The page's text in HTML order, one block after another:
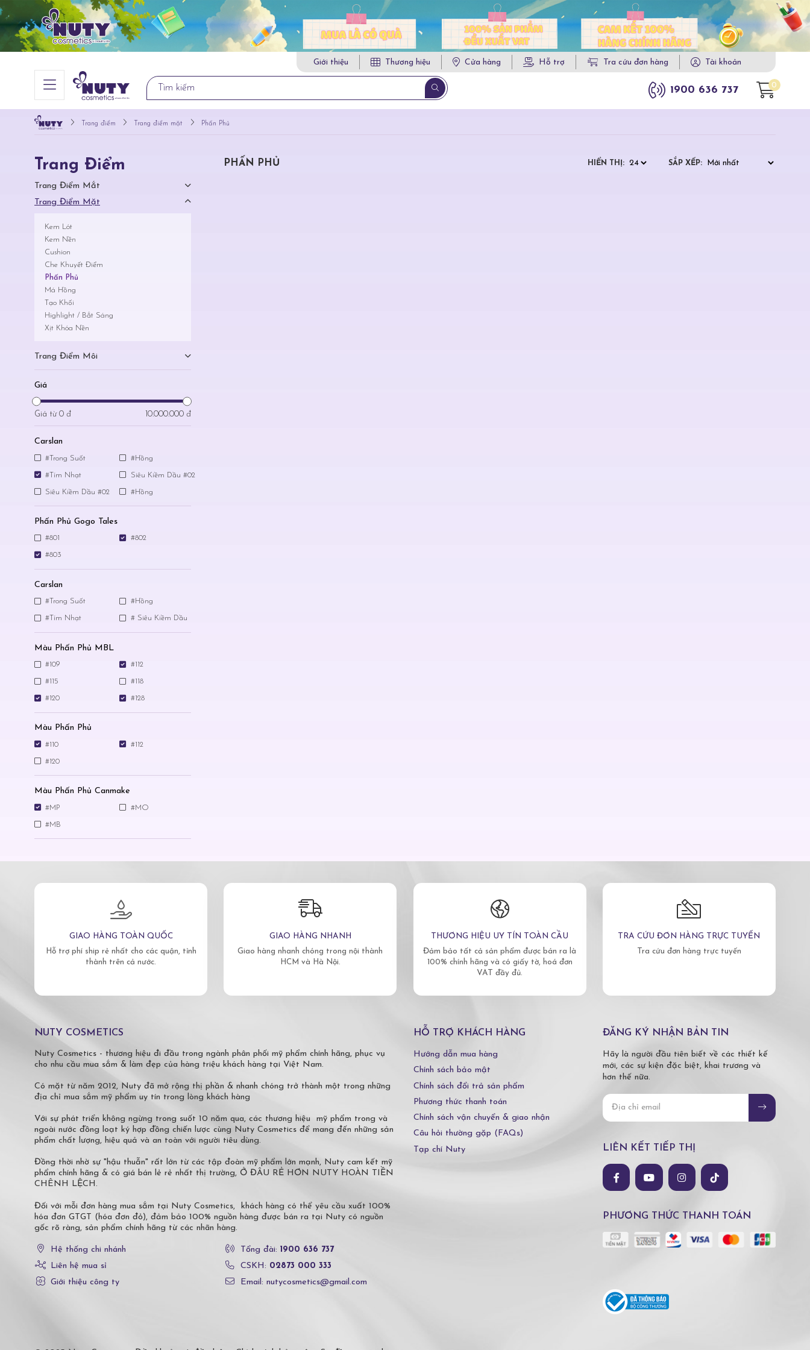
Giới thiệu Thương hiệu Cửa hàng Hỗ trợ Tra cứu đơn hàng Tài khoản
1900 636 737 0
Trang điểm Trang điểm mặt Phấn Phủ
Trang Điểm
Trang Điểm Mắt
Trang Điểm Mặt
Kem Lót
Kem Nền
Cushion
Che Khuyết Điểm
Phấn Phủ
Má Hồng
Tạo Khối
Highlight / Bắt Sáng
Xịt Khóa Nền
Trang Điểm Môi
Giá
Giá từ 0 đ 10.000.000 đ
Carslan
#Trong Suốt #Hồng
#Tím Nhạt Siêu Kiềm Dầu #02
Siêu Kiềm Dầu #02 #Hồng
Phấn Phủ Gogo Tales
#801 #802
#803
Carslan
#Trong Suốt #Hồng
#Tím Nhạt # Siêu Kiềm Dầu
Màu Phấn Phủ MBL
#109 #112
#115 #118
#120 #128
Màu Phấn Phủ
#110 #112
#120
Màu Phấn Phủ Canmake
#MP #MO
#MB
PHẤN PHỦ HIỂN THỊ: SẮP XẾP:
GIAO HÀNG TOÀN QUỐC
Hỗ trợ phí ship rẻ nhất cho các quận, tỉnh
thành trên cả nước.
GIAO HÀNG NHANH
Giao hàng nhanh chóng trong nội thành
HCM và Hà Nội.
THƯƠNG HIỆU UY TÍN TOÀN CẦU
Đảm bảo tất cả sản phẩm được bán ra là
100% chính hãng và có giấy tờ, hoá đơn
VAT đầy đủ.
TRA CỨU ĐƠN HÀNG TRỰC TUYẾN
Tra cứu đơn hàng trực tuyến
NUTY COSMETICS
Nuty Cosmetics - thương hiệu đi đầu trong ngành phân phối mỹ phẩm chính hãng, phục vụ
cho nhu cầu mua sắm & làm đẹp của hàng triệu khách hàng tại Việt Nam.
Có mặt từ năm 2012, Nuty đã mở rộng thị phần & nhanh chóng trở thành một trong những
địa chỉ mua sắm mỹ phẩm uy tín trong lòng khách hàng
Với sự phát triển không ngừng trong suốt 10 năm qua, các thương hiệu mỹ phẩm trong và
ngoài nước đồng loạt ký hợp đồng chiến lược cùng Nuty Cosmetics để mang đến những sản
phẩm chất lượng, hiệu quả và an toàn với người tiêu dùng.
Đồng thời nhờ sự "hậu thuẫn" rất lớn từ các tập đoàn mỹ phẩm lớn mạnh, Nuty cam kết mỹ
phẩm chính hãng & có giá bán lẻ rẻ nhất thị trường, Ở ĐÂU RẺ HƠN NUTY HOÀN TIỀN
CHÊNH LỆCH.
Đối với mỗi đơn hàng mua sắm tại Nuty Cosmetics, khách hàng có thể yêu cầu xuất 100%
hóa đơn GTGT (hóa đơn đỏ), đảm bảo 100% nguồn hàng được bán ra tại Nuty có nguồn
gốc rõ ràng, sản phẩm chính hãng từ các nhãn hàng.
Hệ thống chi nhánh
Liên hệ mua sỉ
Giới thiệu công ty
Tổng đài: 1900 636 737
CSKH: 02873 000 333
Email: nutycosmetics@gmail.com
HỖ TRỢ KHÁCH HÀNG
Hướng dẫn mua hàng
Chính sách bảo mật
Chính sách đổi trả sản phẩm
Phương thức thanh toán
Chính sách vận chuyển & giao nhận
Câu hỏi thường gặp (FAQs)
Tạp chí Nuty
ĐĂNG KÝ NHẬN BẢN TIN
Hãy là người đầu tiên biết về các thiết kế
mới, các sự kiện đặc biệt, khai trương và
hơn thế nữa.
LIÊN KẾT TIẾP THỊ
PHƯƠNG THỨC THANH TOÁN